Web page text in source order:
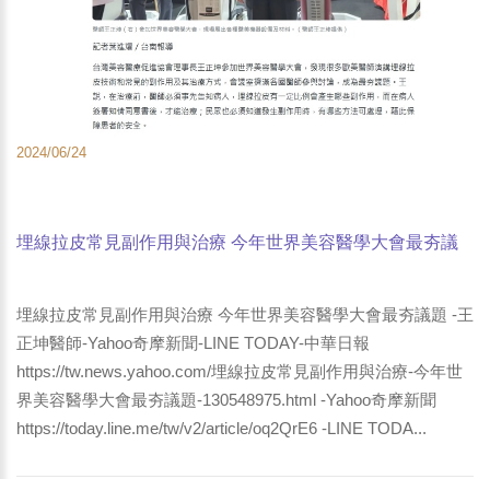
2024/06/24
埋線拉皮常見副作用與治療 今年世界美容醫學大會最夯議
埋線拉皮常見副作用與治療 今年世界美容醫學大會最夯議題 -王
正坤醫師-Yahoo奇摩新聞-LINE TODAY-中華日報
https://tw.news.yahoo.com/埋線拉皮常見副作用與治療-今年世
界美容醫學大會最夯議題-130548975.html -Yahoo奇摩新聞
https://today.line.me/tw/v2/article/oq2QrE6 -LINE TODA...